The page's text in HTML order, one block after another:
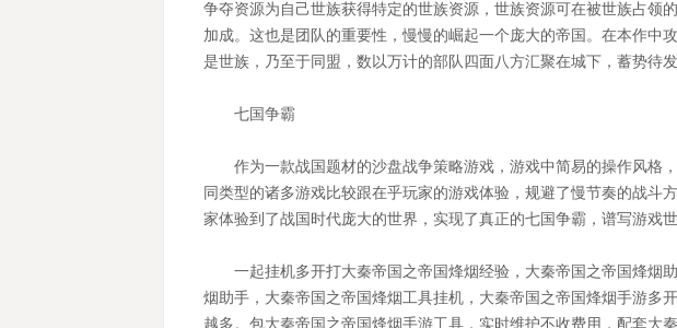
争夺资源为自己世族获得特定的世族资源，世族资源可在被世族占领
加成。这也是团队的重要性，慢慢的崛起一个庞大的帝国。在本作中
是世族，乃至于同盟，数以万计的部队四面八方汇聚在城下，蓄势待
七国争霸
作为一款战国题材的沙盘战争策略游戏，游戏中简易的操作风格
同类型的诸多游戏比较跟在乎玩家的游戏体验，规避了慢节奏的战斗
家体验到了战国时代庞大的世界，实现了真正的七国争霸，谱写游戏世
一起挂机多开打大秦帝国之帝国烽烟经验，大秦帝国之帝国烽烟
烟助手，大秦帝国之帝国烽烟工具挂机，大秦帝国之帝国烽烟手游多
越多。包大秦帝国之帝国烽烟手游工具，实时维护不收费用，配套大